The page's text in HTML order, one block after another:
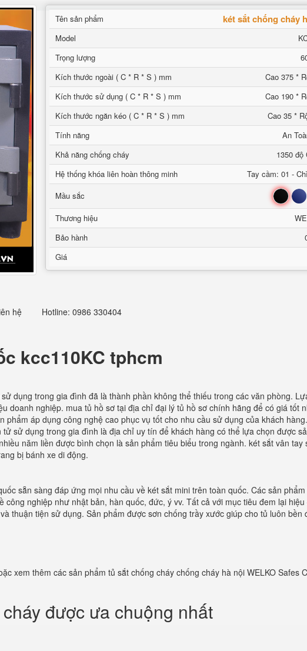
Tên sản phẩm két sắt chống cháy
Model
Trọng lượng
Kích thước ngoài ( C * R * S ) mm
Cao 375 *
Kích thước sử dụng ( C * R * S ) mm
Cao 190 *
Kích thước ngăn kéo ( C * R * S ) mm
Cao 35 *
Tính năng
An
Khả năng chống cháy
1350 độ
Hệ thống khóa liên hoàn thông minh
Tay cầm: 01 -
Mầu sắc
Đen Xanh
Thương hiệu
Bảo hành
Giá
hệ Hotline: 0986 330404
kcc110KC tphcm
sử dụng trong gia đình đã là thành phần không thể thiếu trong các văn phòng.
doanh nghiệp. mua tủ hồ sơ tại địa chỉ đại lý tủ hồ sơ chính hãng để có giá tốt
áp dụng công nghệ cao phục vụ tốt cho nhu cầu sử dụng của khách
sử dụng trong gia đình là địa chỉ uy tín để khách hàng có thể lựa chọn được
năm liền được bình chọn là sản phẩm tiêu biểu trong ngành. két sắt vân
bị bánh xe di động.
sẵn sàng đáp ứng mọi nhu cầu về két sắt mini trên toàn quốc. Các sản
nghiệp như nhật bản, hàn quốc, đức, ý vv. Tất cả với mục tiêu đem lại
thuận tiện sử dụng. Sản phẩm được sơn chống trầy xước giúp cho tủ luôn
xem thêm các sản phẩm tủ sắt chống cháy chống cháy hà nội WELKO Safes
được ưa chuộng nhất